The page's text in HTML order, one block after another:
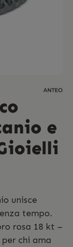
e
unisce
tempo.
rosa 18 kt –
chi ama